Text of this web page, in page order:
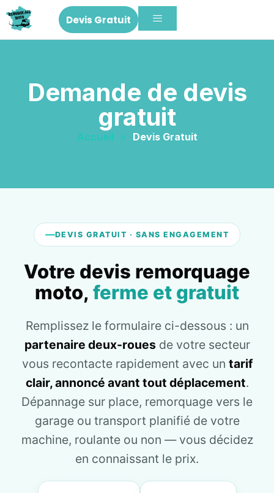
Devis Gratuit
Demande de devis
gratuit
Accueil » Devis Gratuit
DEVIS GRATUIT · SANS ENGAGEMENT
Votre devis remorquage
moto, ferme et gratuit
Remplissez le formulaire ci-dessous : un
partenaire deux-rouesde votre secteur
vous recontacte rapidement avec un tarif
clair, annoncé avant tout déplacement.
Dépannage sur place, remorquage vers le
garage ou transport planifié de votre
machine, roulante ou non — vous décidez
en connaissant le prix.